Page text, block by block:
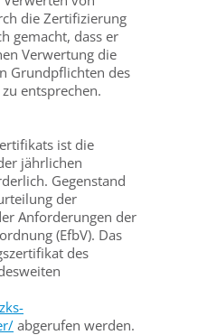
die Zertifizierung
gemacht, dass er
Verwertung die
Grundpflichten des
entsprechen.
ist die
jährlichen
Gegenstand
der
Anforderungen der
(EfbV). Das
des
abgerufen werden.